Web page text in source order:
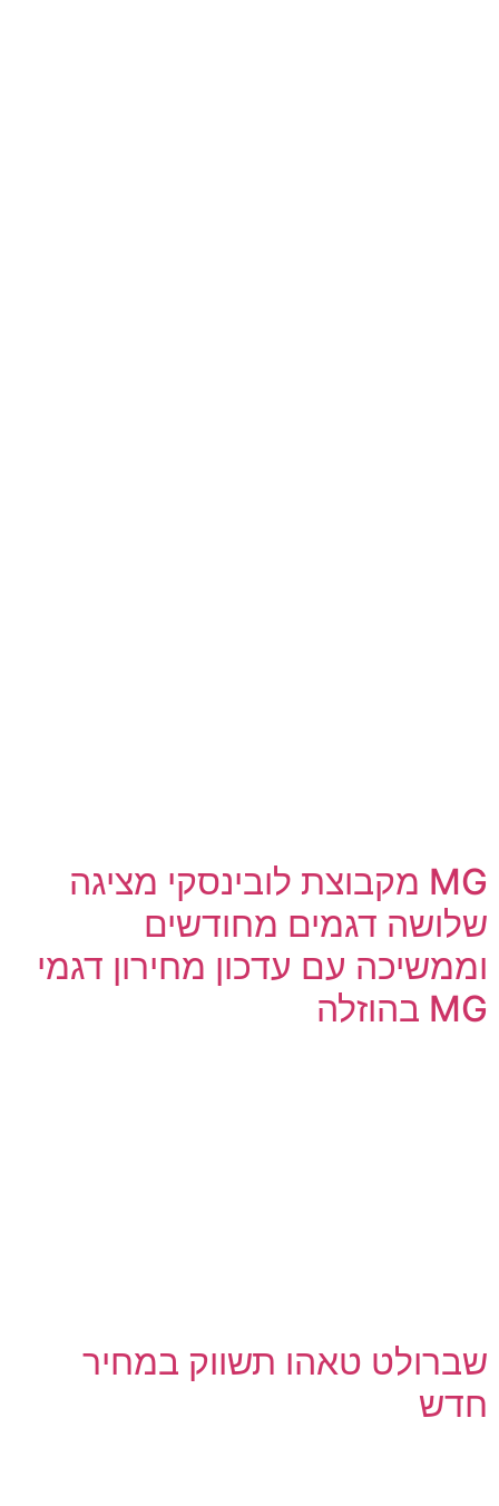
MG מקבוצת לובינסקי מציגה
שלושה דגמים מחודשים
וממשיכה עם עדכון מחירון דגמי
MG בהוזלה
שברולט טאהו תשווק במחיר
חדש